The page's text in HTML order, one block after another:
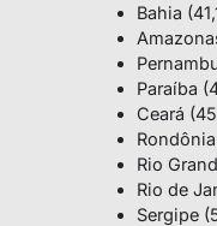
Bahia
Paraíba
Ceará
Rio
Rio de
Sergipe